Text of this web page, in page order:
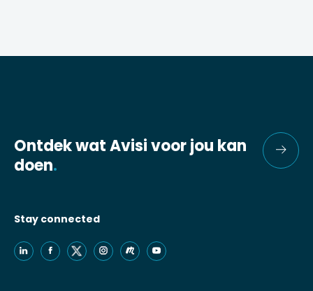
Ontdek wat Avisi voor jou kan
doen.
Stay connected